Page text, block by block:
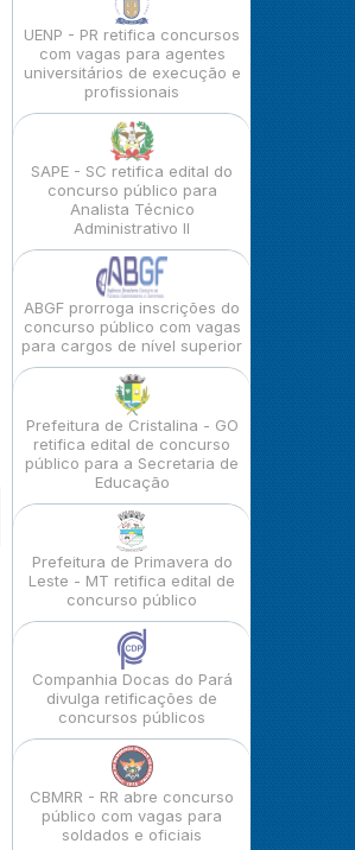
UENP - PR retifica concursos
com vagas para agentes
universitários de execução e
profissionais
SAPE - SC retifica edital do
concurso público para
Analista Técnico
Administrativo II
ABGF prorroga inscrições do
concurso público com vagas
para cargos de nível superior
Prefeitura de Cristalina - GO
retifica edital de concurso
público para a Secretaria de
Educação
Prefeitura de Primavera do
Leste - MT retifica edital de
concurso público
Companhia Docas do Pará
divulga retificações de
concursos públicos
CBMRR - RR abre concurso
público com vagas para
soldados e oficiais